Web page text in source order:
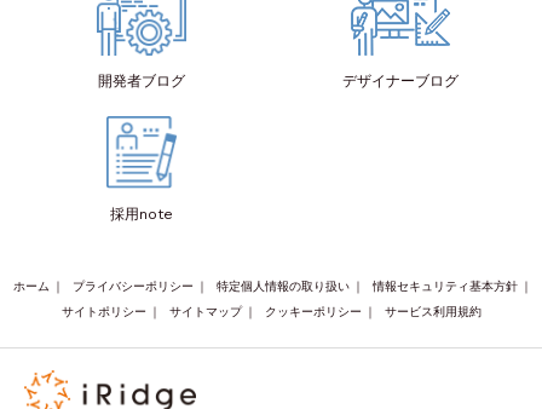
開発者ブログ デザイナーブログ
採用note
ホーム ｜ プライバシーポリシー ｜ 特定個人情報の取り扱い ｜ 情報セキュリティ基本方針 ｜
サイトポリシー
｜ サイトマップ ｜ クッキーポリシー ｜ サービス利用規約